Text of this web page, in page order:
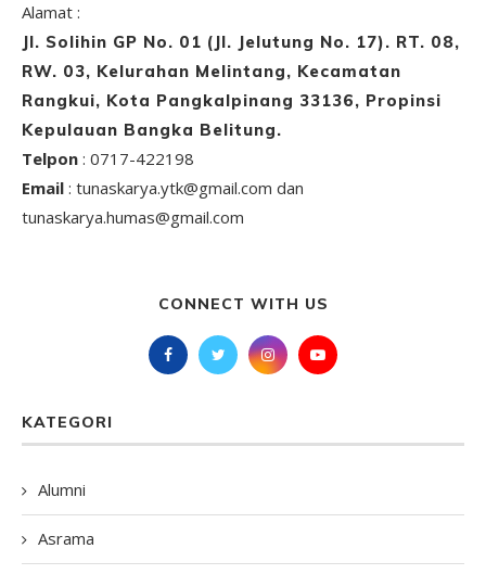
Alamat :
Jl. Solihin GP No. 01 (Jl. Jelutung No. 17). RT. 08,
RW. 03, Kelurahan Melintang, Kecamatan
Rangkui, Kota Pangkalpinang 33136, Propinsi
Kepulauan Bangka Belitung.
Telpon : 0717-422198
Email : tunaskarya.ytk@gmail.com dan
tunaskarya.humas@gmail.com
CONNECT WITH US
KATEGORI
Alumni
Asrama